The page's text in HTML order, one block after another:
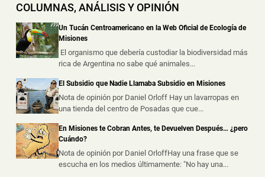
📅 4 ago 2026
Una vivienda fue destruida por un incendio durante la
madrugada de este martes s...
Hallaron un Auto Despistado sobre la Ruta 14 y
Aires
📅 3 ago 2026
había sido abandonado tras un ...
COLUMNAS, ANÁLISIS Y OPINIÓN
Un Tucán Centroamericano en la Web Oficial de Ecología de
Misiones
El organismo que debería custodiar la biodiversidad más
rica de Argentina no sabe qué animales...
El Subsidio que Nadie Llamaba Subsidio en Misiones
Nota de opinión por Daniel Orloff Hay un lavarropas en
una tienda del centro de Posadas que cue...
En Misiones te Cobran Antes, te Devuelven Después… ¿pero
Cuándo?
Nota de opinión por Daniel OrloffHay una frase que se
escucha en los medios últimamente: "No hay una...